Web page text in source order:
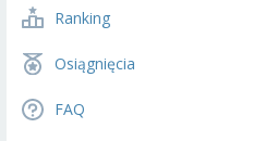
Ranking
Osiągnięcia
FAQ